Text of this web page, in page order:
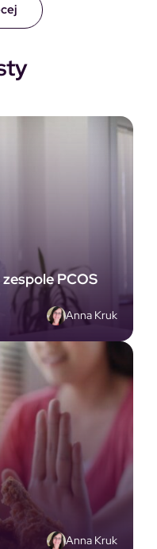
PCOS
Anna Kruk
Anna Kruk